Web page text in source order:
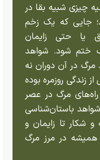
چیزی شبیه بقا در
جایی که یک زخم
یا حتی زایمان
ختم شود. شواهد
در آن دوران نه
زندگی روزمره بوده
مرگ در عصر
باستان‌شناسی
شکار تا زایمان و
در مرز مرگ